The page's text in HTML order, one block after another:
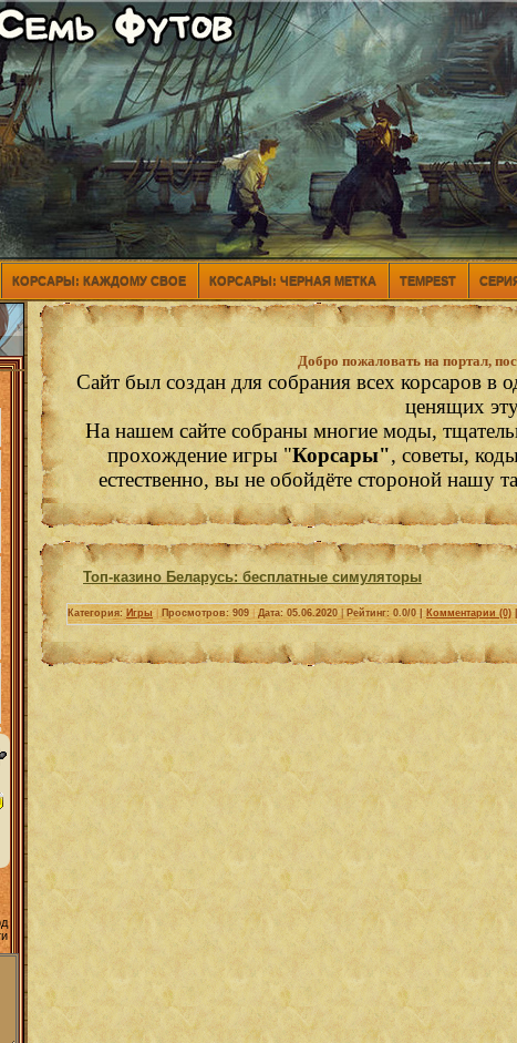
КОРСАРЫ: КАЖДОМУ СВОЕ КОРСАРЫ: ЧЕРНАЯ МЕТКА TEMPEST
Добро пожаловать на портал,
Сайт был создан для собрания всех корсаров
ценящих
На нашем сайте собраны многие моды,
прохождение игры "Корсары", советы,
естественно, вы не обойдёте стороной нашу
Топ-казино Беларусь: бесплатные симуляторы
Категория: Игры| Просмотров: 909 |Дата:05.06.2020| Рейтинг: 0.0/0 | Комментарии (0)